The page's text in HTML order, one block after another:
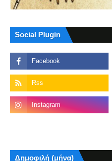
Social Plugin
Δημοφιλή (μήνα)